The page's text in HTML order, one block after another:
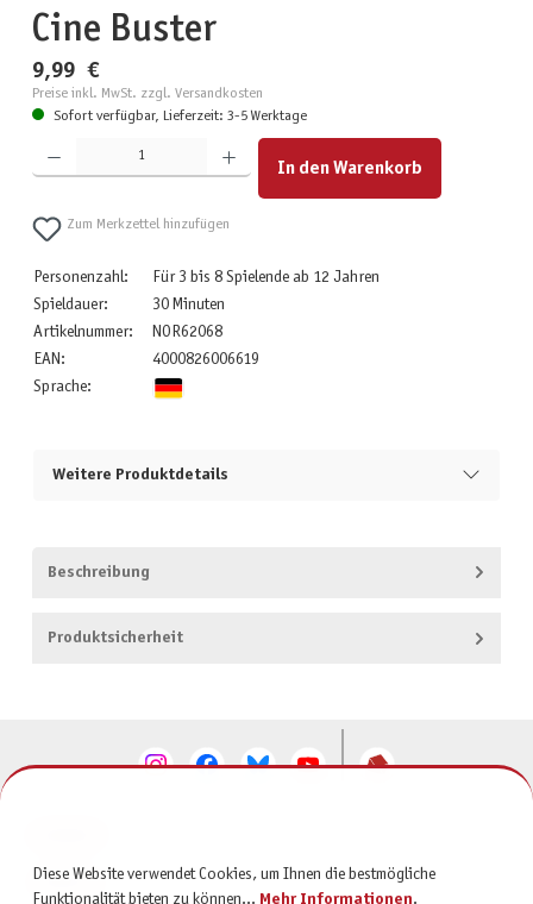
Cine Buster
9,99 €
Preise inkl. MwSt. zzgl. Versandkosten
Sofort verfügbar, Lieferzeit: 3-5 Werktage
Produkt Anzahl: Gib den gewünschten Wert ein oder benutze die Schaltflächen um die Anzahl zu
In den Warenkorb
Zum Merkzettel hinzufügen
Personenzahl:
Für 3 bis 8 Spielende ab 12 Jahren
Spieldauer:
30 Minuten
Artikelnummer:
NOR62068
EAN:
4000826006619
Sprache:
Weitere Produktdetails
Beschreibung
Produktsicherheit
SERVICE
Diese Website verwendet Cookies, um Ihnen die bestmögliche
Funktionalität bieten zu können... Mehr Informationen.